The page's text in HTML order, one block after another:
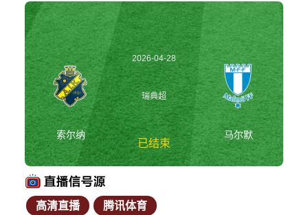
索尔纳
2026-04-28
01:00:00
瑞典超
已结束
马尔默
高清直播 腾讯体育